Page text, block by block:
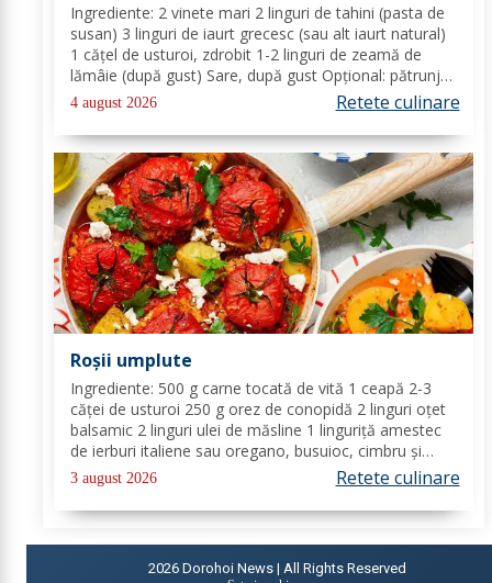
Ingrediente: 2 vinete mari 2 linguri de tahini (pasta de
susan) 3 linguri de iaurt grecesc (sau alt iaurt natural)
1 cățel de usturoi, zdrobit 1-2 linguri de zeamă de
lămâie (după gust) Sare, după gust Opțional: pătrunjel
proaspăt tocat pentru decor Mod de preparare: Coace
vinetele pe grătar sau în...
4 august 2026 Retete culinare
Roșii umplute
Ingrediente: 500 g carne tocată de vită 1 ceapă 2-3
căței de usturoi 250 g orez de conopidă 2 linguri oțet
balsamic 2 linguri ulei de măsline 1 linguriță amestec
de ierburi italiene sau oregano, busuioc, cimbru și
rozmarin uscate sare de mare piper negru Mod de
preparare: Se încălzește cuptorul la...
3 august 2026 Retete culinare
2026 Dorohoi News | All Rights Reserved